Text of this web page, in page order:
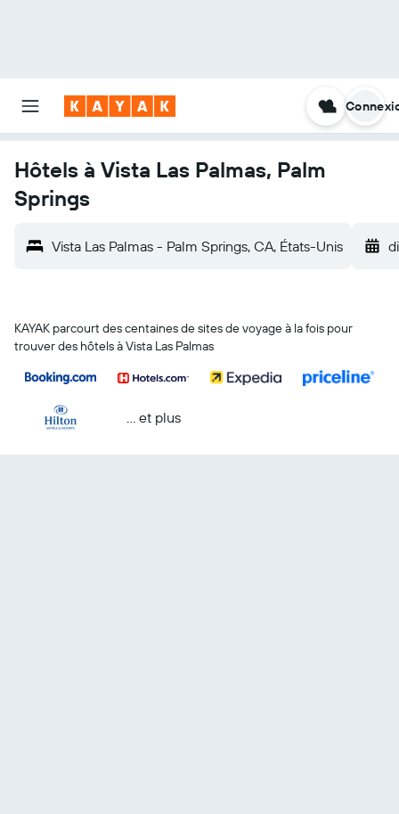
Hôtels à Vista Las Palmas, Palm
Springs
Vista Las Palmas - Palm Springs, CA, États-Unis
KAYAK parcourt des centaines de sites de voyage à la fois pour
trouver des hôtels à Vista Las Palmas
… et plus